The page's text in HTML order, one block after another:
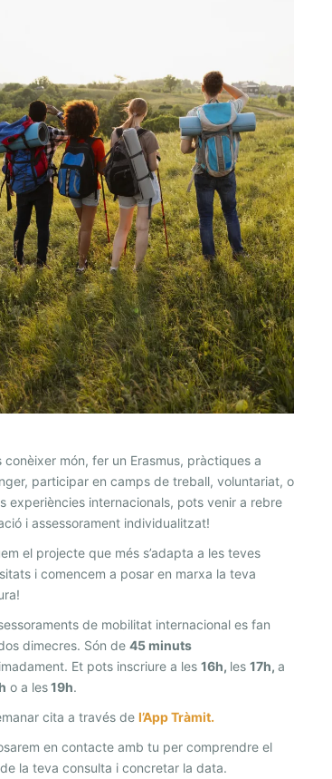
conèixer món, fer un Erasmus, pràctiques a
participar en camps de treball, voluntariat, o
experiències internacionals, pots venir a rebre
i assessorament individualitzat!
el projecte que més s’adapta a les teves
i comencem a posar en marxa la teva
de mobilitat internacional es fan
dimecres. Són de 45 minuts
Et pots inscriure a les 16h, les 17h, a
o a les19h.
cita a través de l’App Tràmit.
en contacte amb tu per comprendre el
la teva consulta i concretar la data.